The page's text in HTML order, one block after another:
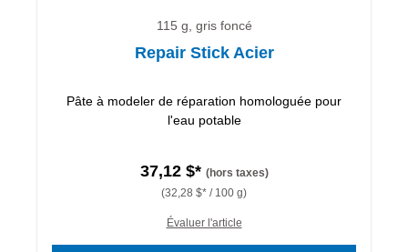
115 g, gris foncé
Repair Stick Acier
Pâte à modeler de réparation homologuée pour
l'eau potable
37,12 $* (hors taxes)
(32,28 $* / 100 g)
Évaluer l'article